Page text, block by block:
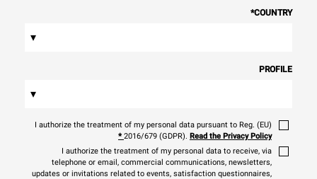
COUNTRY
*
▾
PROFILE
▾
I authorize the treatment of my personal data pursuant to Reg. (EU)
2016/679 (GDPR). Read the Privacy Policy
*
I authorize the treatment of my personal data to receive, via
telephone or email, commercial communications, newsletters,
updates or invitations related to events, satisfaction questionnaires,